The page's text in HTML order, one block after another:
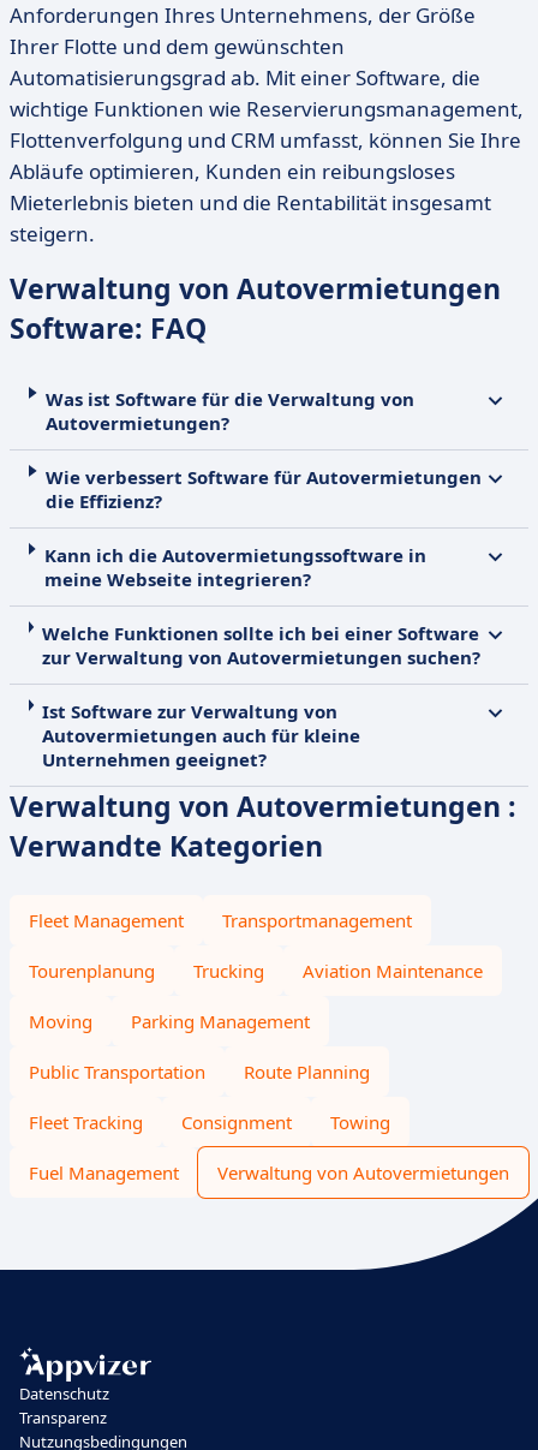
Anforderungen Ihres Unternehmens, der Größe
Ihrer Flotte und dem gewünschten
Automatisierungsgrad ab. Mit einer Software, die
wichtige Funktionen wie Reservierungsmanagement,
Flottenverfolgung und CRM umfasst, können Sie Ihre
Abläufe optimieren, Kunden ein reibungsloses
Mieterlebnis bieten und die Rentabilität insgesamt
steigern.
Verwaltung von Autovermietungen
Software: FAQ
Was ist Software für die Verwaltung von
Autovermietungen?
Wie verbessert Software für Autovermietungen
die Effizienz?
Kann ich die Autovermietungssoftware in
meine Webseite integrieren?
Welche Funktionen sollte ich bei einer Software
zur Verwaltung von Autovermietungen suchen?
Ist Software zur Verwaltung von
Autovermietungen auch für kleine
Unternehmen geeignet?
Verwaltung von Autovermietungen :
Verwandte Kategorien
Fleet Management Transportmanagement
Tourenplanung Trucking Aviation Maintenance
Moving Parking Management
Public Transportation Route Planning
Fleet Tracking Consignment Towing
Fuel Management Verwaltung von Autovermietungen
Datenschutz
Transparenz
Nutzungsbedingungen